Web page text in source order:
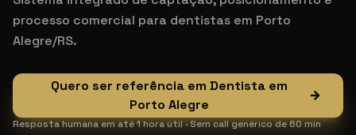
processo comercial para dentistas em Porto
Alegre/RS.
Quero ser referência em Dentista em
Porto Alegre
→
Resposta humana em até 1 hora útil · Sem call genérico de 60 min